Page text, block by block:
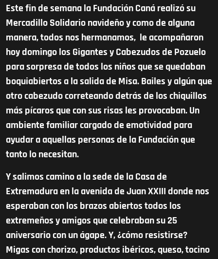
Este fin de semana la Fundación Caná realizó su
Mercadillo Solidario navideño y como de alguna
manera, todos nos hermanamos, le acompañaron
hoy domingo los Gigantes y Cabezudos de Pozuelo
para sorpresa de todos los niños que se quedaban
boquiabiertos a la salida de Misa. Bailes y algún que
otro cabezudo correteando detrás de los chiquillos
más pícaros que con sus risas les provocaban. Un
ambiente familiar cargado de emotividad para
ayudar a aquellas personas de la Fundación que
tanto lo necesitan.
Y salimos camino a la sede de la Casa de
Extremadura en la avenida de Juan XXIII donde nos
esperaban con los brazos abiertos todos los
extremeños y amigos que celebraban su 25
aniversario con un ágape. Y, ¿cómo resistirse?
Migas con chorizo, productos ibéricos, queso, tocino